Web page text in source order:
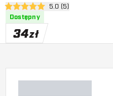
otwórz panel recenzji
5 gwiazdki oceny5.0 (5)
Dostępny
34zł